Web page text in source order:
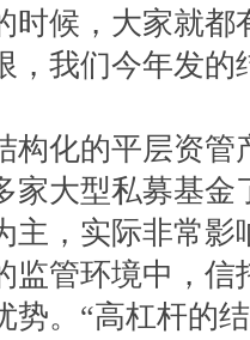
时候，大家就都
，我们今年发的
化的平层资管
家大型私募基金
主，实际非常影
监管环境中，信
势。“高杠杆的